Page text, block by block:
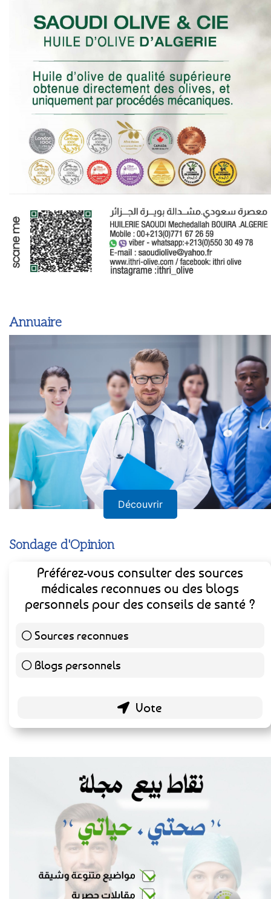
Annuaire
Découvrir
Sondage d'Opinion
Préférez-vous consulter des sources
médicales reconnues ou des blogs
personnels pour des conseils de santé ?
Sources reconnues
Blogs personnels